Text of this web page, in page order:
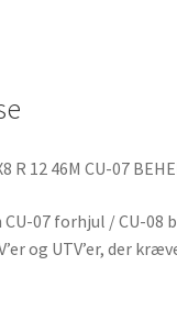
R 12 46M CU-07
CU-07 forhjul / CU-
og UTV’er, der